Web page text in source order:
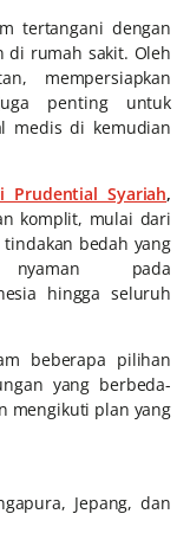
tertangani dengan
di rumah sakit. Oleh
mempersiapkan
penting untuk
medis di kemudian
Prudential Syariah,
komplit, mulai dari
bedah yang
pada
hingga seluruh
beberapa pilihan
yang berbeda-
mengikuti plan yang
Jepang, dan